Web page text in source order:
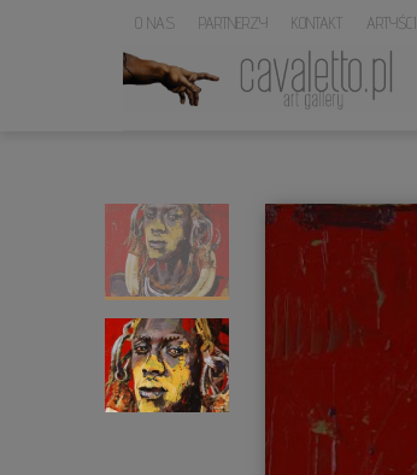
O NAS PARTNERZY KONTAKT ARTYŚCI